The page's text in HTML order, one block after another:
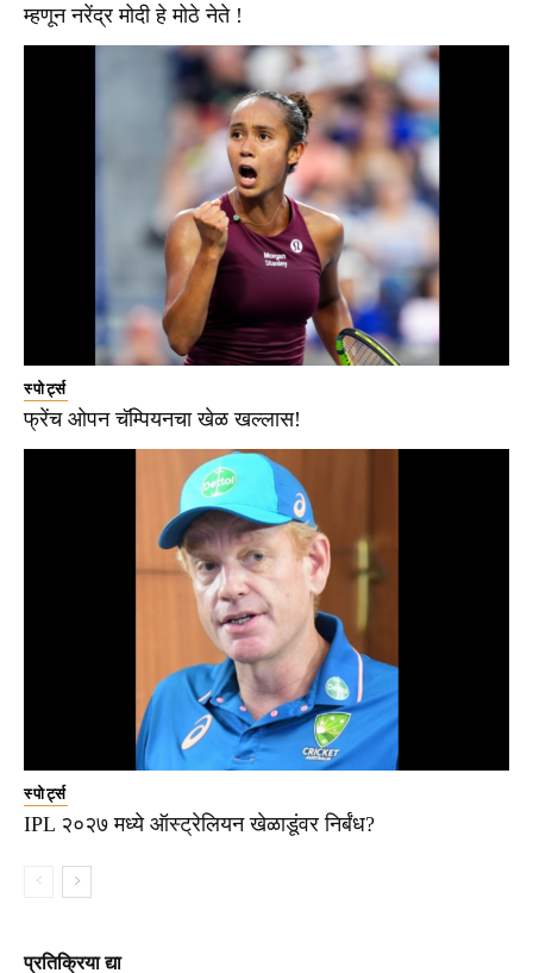
म्हणून नरेंद्र मोदी हे मोठे नेते !
स्पोर्ट्स
फ्रेंच ओपन चॅम्पियनचा खेळ खल्लास!
स्पोर्ट्स
IPL २०२७ मध्ये ऑस्ट्रेलियन खेळाडूंवर निर्बंध?
प्रतिक्रिया द्या